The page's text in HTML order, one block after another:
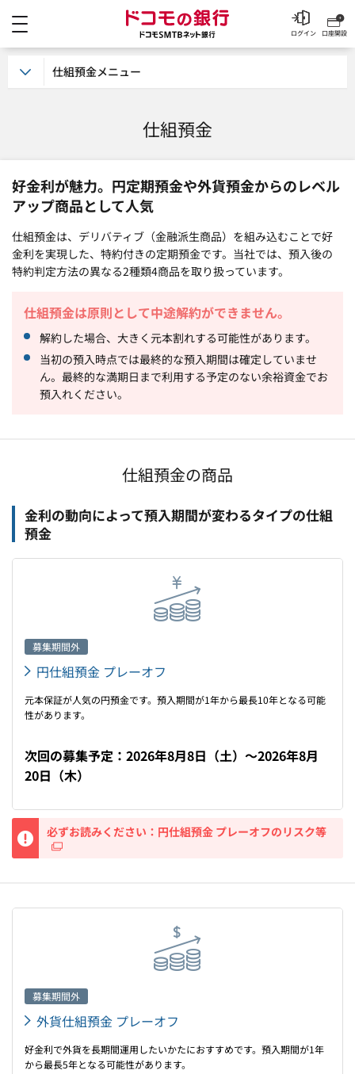
ドコモの銀行 ドコモ
口座開設
ログイン
仕組預金
好金利が魅力。円定期預金や外貨預金からのレベル
アップ商品として人気
仕組預金は、デリバティブ（金融派生商品）を組み込むことで好
金利を実現した、特約付きの定期預金です。当社では、預入後の
特約判定方法の異なる2種類4商品を取り扱っています。
仕組預金は原則として中途解約ができません。
解約した場合、大きく元本割れする可能性があります。
当初の預入時点では最終的な預入期間は確定していませ
ん。最終的な満期日まで利用する予定のない余裕資金でお
預入れください。
仕組預金の商品
金利の動向によって預入期間が変わるタイプの仕組
預金
募集期間外
円仕組預金 プレーオフ
元本保証が人気の円預金です。預入期間が1年から最長10年となる可能
性があります。
次回の募集予定： 2026年8月8日（土） ～2026年8月
20日（木）
重要
必ずお読みください：円仕組預金 プレーオフのリスク等
募集期間外
外貨仕組預金 プレーオフ
好金利で外貨を長期間運用したいかたにおすすめです。預入期間が1年
から最長5年となる可能性があります。
仕組預金メニュー